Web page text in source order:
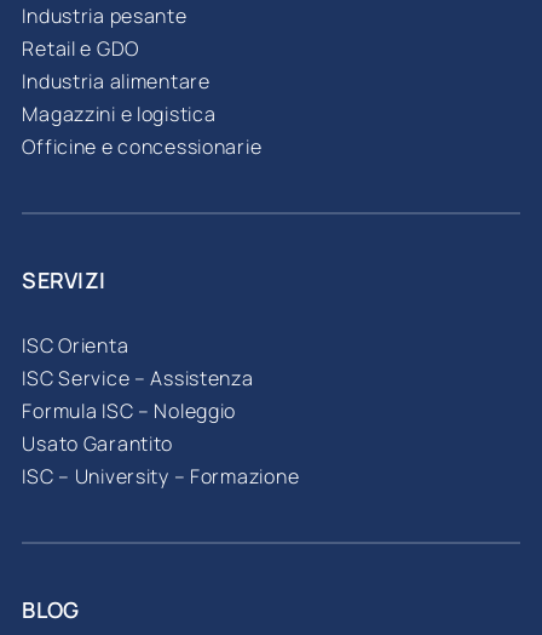
Industria pesante
Retail e GDO
Industria alimentare
Magazzini e logistica
Officine e concessionarie
SERVIZI
ISC Orienta
ISC Service – Assistenza
Formula ISC – Noleggio
Usato Garantito
ISC – University – Formazione
BLOG